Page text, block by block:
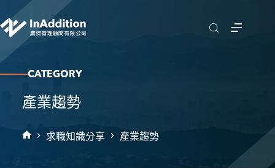
CATEGORY
產業趨勢
求職知識分享 產業趨勢